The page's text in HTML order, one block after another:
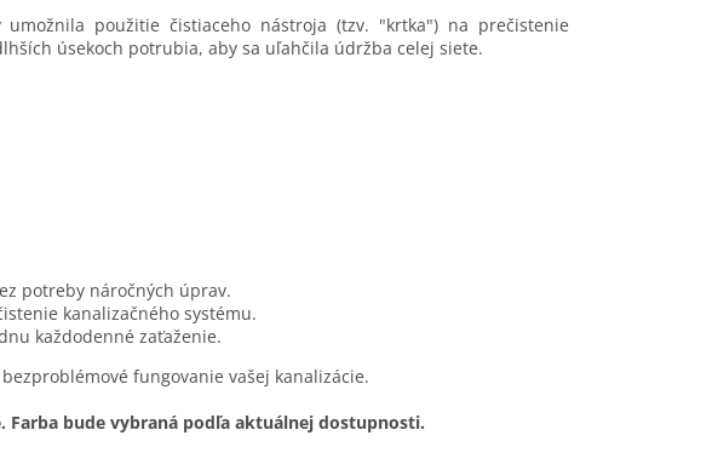
použitie čistiaceho nástroja (tzv. "krtka") na prečistenie
úsekoch potrubia, aby sa uľahčila údržba celej siete.
potreby náročných úprav.
kanalizačného systému.
každodenné zaťaženie.
fungovanie vašej kanalizácie.
Farba bude vybraná podľa aktuálnej dostupnosti.